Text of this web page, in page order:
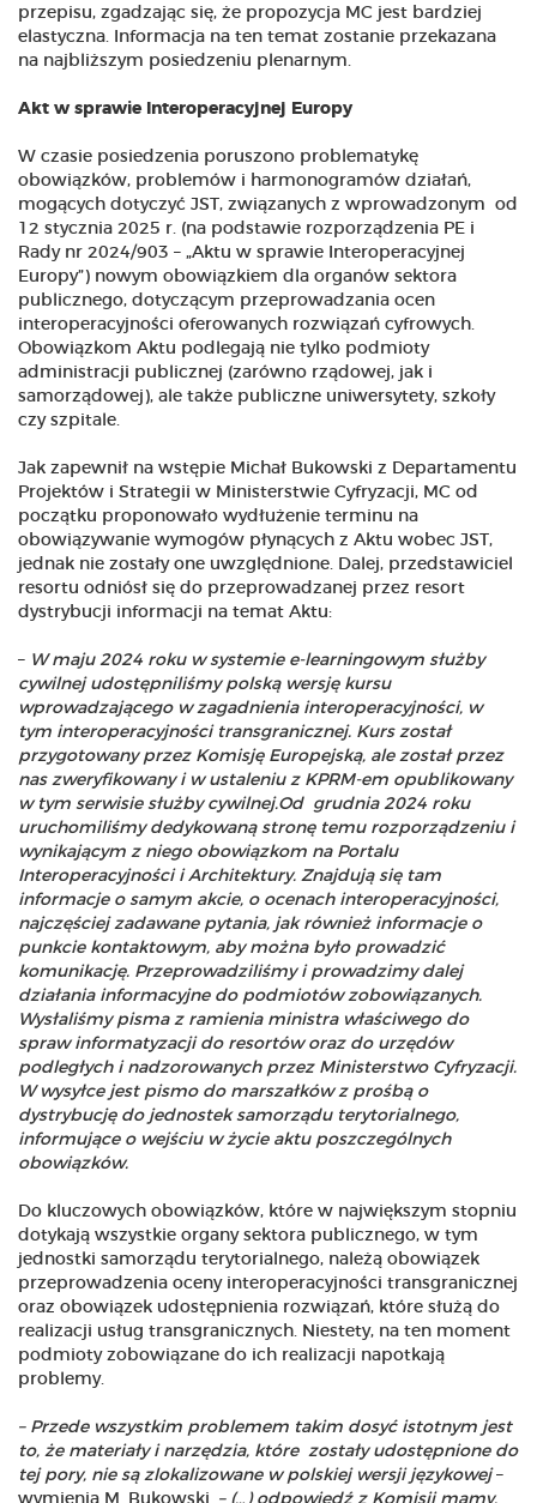
przepisu, zgadzając się, że propozycja MC jest bardziej
elastyczna. Informacja na ten temat zostanie przekazana
na najbliższym posiedzeniu plenarnym.
Akt w sprawie Interoperacyjnej Europy
W czasie posiedzenia poruszono problematykę
obowiązków, problemów i harmonogramów działań,
mogących dotyczyć JST, związanych z wprowadzonym od
12 stycznia 2025 r. (na podstawie rozporządzenia PE i
Rady nr 2024/903 – „Aktu w sprawie Interoperacyjnej
Europy”) nowym obowiązkiem dla organów sektora
publicznego, dotyczącym przeprowadzania ocen
interoperacyjności oferowanych rozwiązań cyfrowych.
Obowiązkom Aktu podlegają nie tylko podmioty
administracji publicznej (zarówno rządowej, jak i
samorządowej), ale także publiczne uniwersytety, szkoły
czy szpitale.
Jak zapewnił na wstępie Michał Bukowski z Departamentu
Projektów i Strategii w Ministerstwie Cyfryzacji, MC od
początku proponowało wydłużenie terminu na
obowiązywanie wymogów płynących z Aktu wobec JST,
jednak nie zostały one uwzględnione. Dalej, przedstawiciel
resortu odniósł się do przeprowadzanej przez resort
dystrybucji informacji na temat Aktu:
– W maju 2024 roku w systemie e-learningowym służby
cywilnej udostępniliśmy polską wersję kursu
wprowadzającego w zagadnienia interoperacyjności, w
tym interoperacyjności transgranicznej. Kurs został
przygotowany przez Komisję Europejską, ale został przez
nas zweryfikowany i w ustaleniu z KPRM-em opublikowany
w tym serwisie służby cywilnej.Od grudnia 2024 roku
uruchomiliśmy dedykowaną stronę temu rozporządzeniu i
wynikającym z niego obowiązkom na Portalu
Interoperacyjności i Architektury. Znajdują się tam
informacje o samym akcie, o ocenach interoperacyjności,
najczęściej zadawane pytania, jak również informacje o
punkcie kontaktowym, aby można było prowadzić
komunikację. Przeprowadziliśmy i prowadzimy dalej
działania informacyjne do podmiotów zobowiązanych.
Wysłaliśmy pisma z ramienia ministra właściwego do
spraw informatyzacji do resortów oraz do urzędów
podległych i nadzorowanych przez Ministerstwo Cyfryzacji.
W wysyłce jest pismo do marszałków z prośbą o
dystrybucję do jednostek samorządu terytorialnego,
informujące o wejściu w życie aktu poszczególnych
obowiązków.
Do kluczowych obowiązków, które w największym stopniu
dotykają wszystkie organy sektora publicznego, w tym
jednostki samorządu terytorialnego, należą obowiązek
przeprowadzenia oceny interoperacyjności transgranicznej
oraz obowiązek udostępnienia rozwiązań, które służą do
realizacji usług transgranicznych. Niestety, na ten moment
podmioty zobowiązane do ich realizacji napotkają
problemy.
– Przede wszystkim problemem takim dosyć istotnym jest
to, że materiały i narzędzia, które zostały udostępnione do
tej pory, nie są zlokalizowane w polskiej wersji językowej–